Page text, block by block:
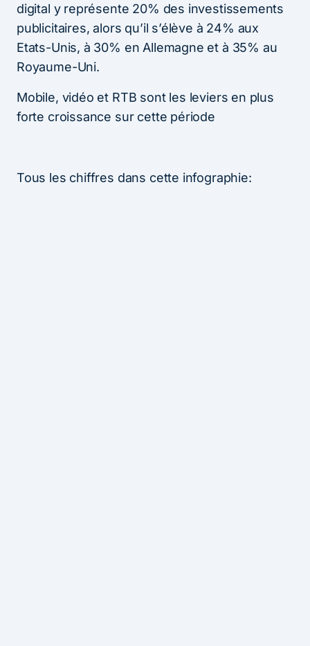
digital y représente 20% des investissements
publicitaires, alors qu’il s’élève à 24% aux
Etats-Unis, à 30% en Allemagne et à 35% au
Royaume-Uni.
Mobile, vidéo et RTB sont les leviers en plus
forte croissance sur cette période
Tous les chiffres dans cette infographie: